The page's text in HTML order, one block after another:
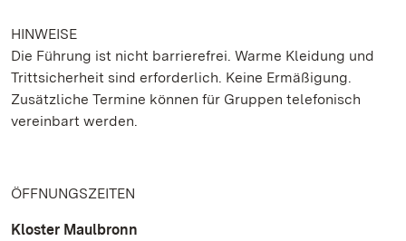
HINWEISE
Die Führung ist nicht barrierefrei. Warme Kleidung und
Trittsicherheit sind erforderlich. Keine Ermäßigung.
Zusätzliche Termine können für Gruppen telefonisch
vereinbart werden.
ÖFFNUNGSZEITEN
Kloster Maulbronn